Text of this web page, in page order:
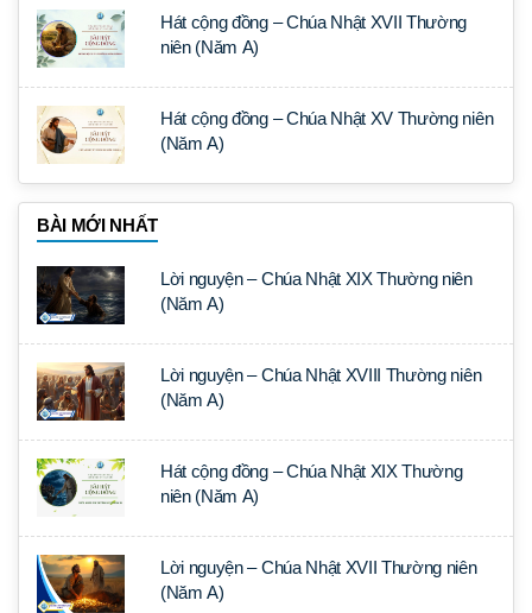
Hát cộng đồng – Chúa Nhật XVII Thường
niên (Năm A)
Hát cộng đồng – Chúa Nhật XV Thường niên
(Năm A)
BÀI MỚI NHẤT
Lời nguyện – Chúa Nhật XIX Thường niên
(Năm A)
Lời nguyện – Chúa Nhật XVIII Thường niên
(Năm A)
Hát cộng đồng – Chúa Nhật XIX Thường
niên (Năm A)
Lời nguyện – Chúa Nhật XVII Thường niên
(Năm A)